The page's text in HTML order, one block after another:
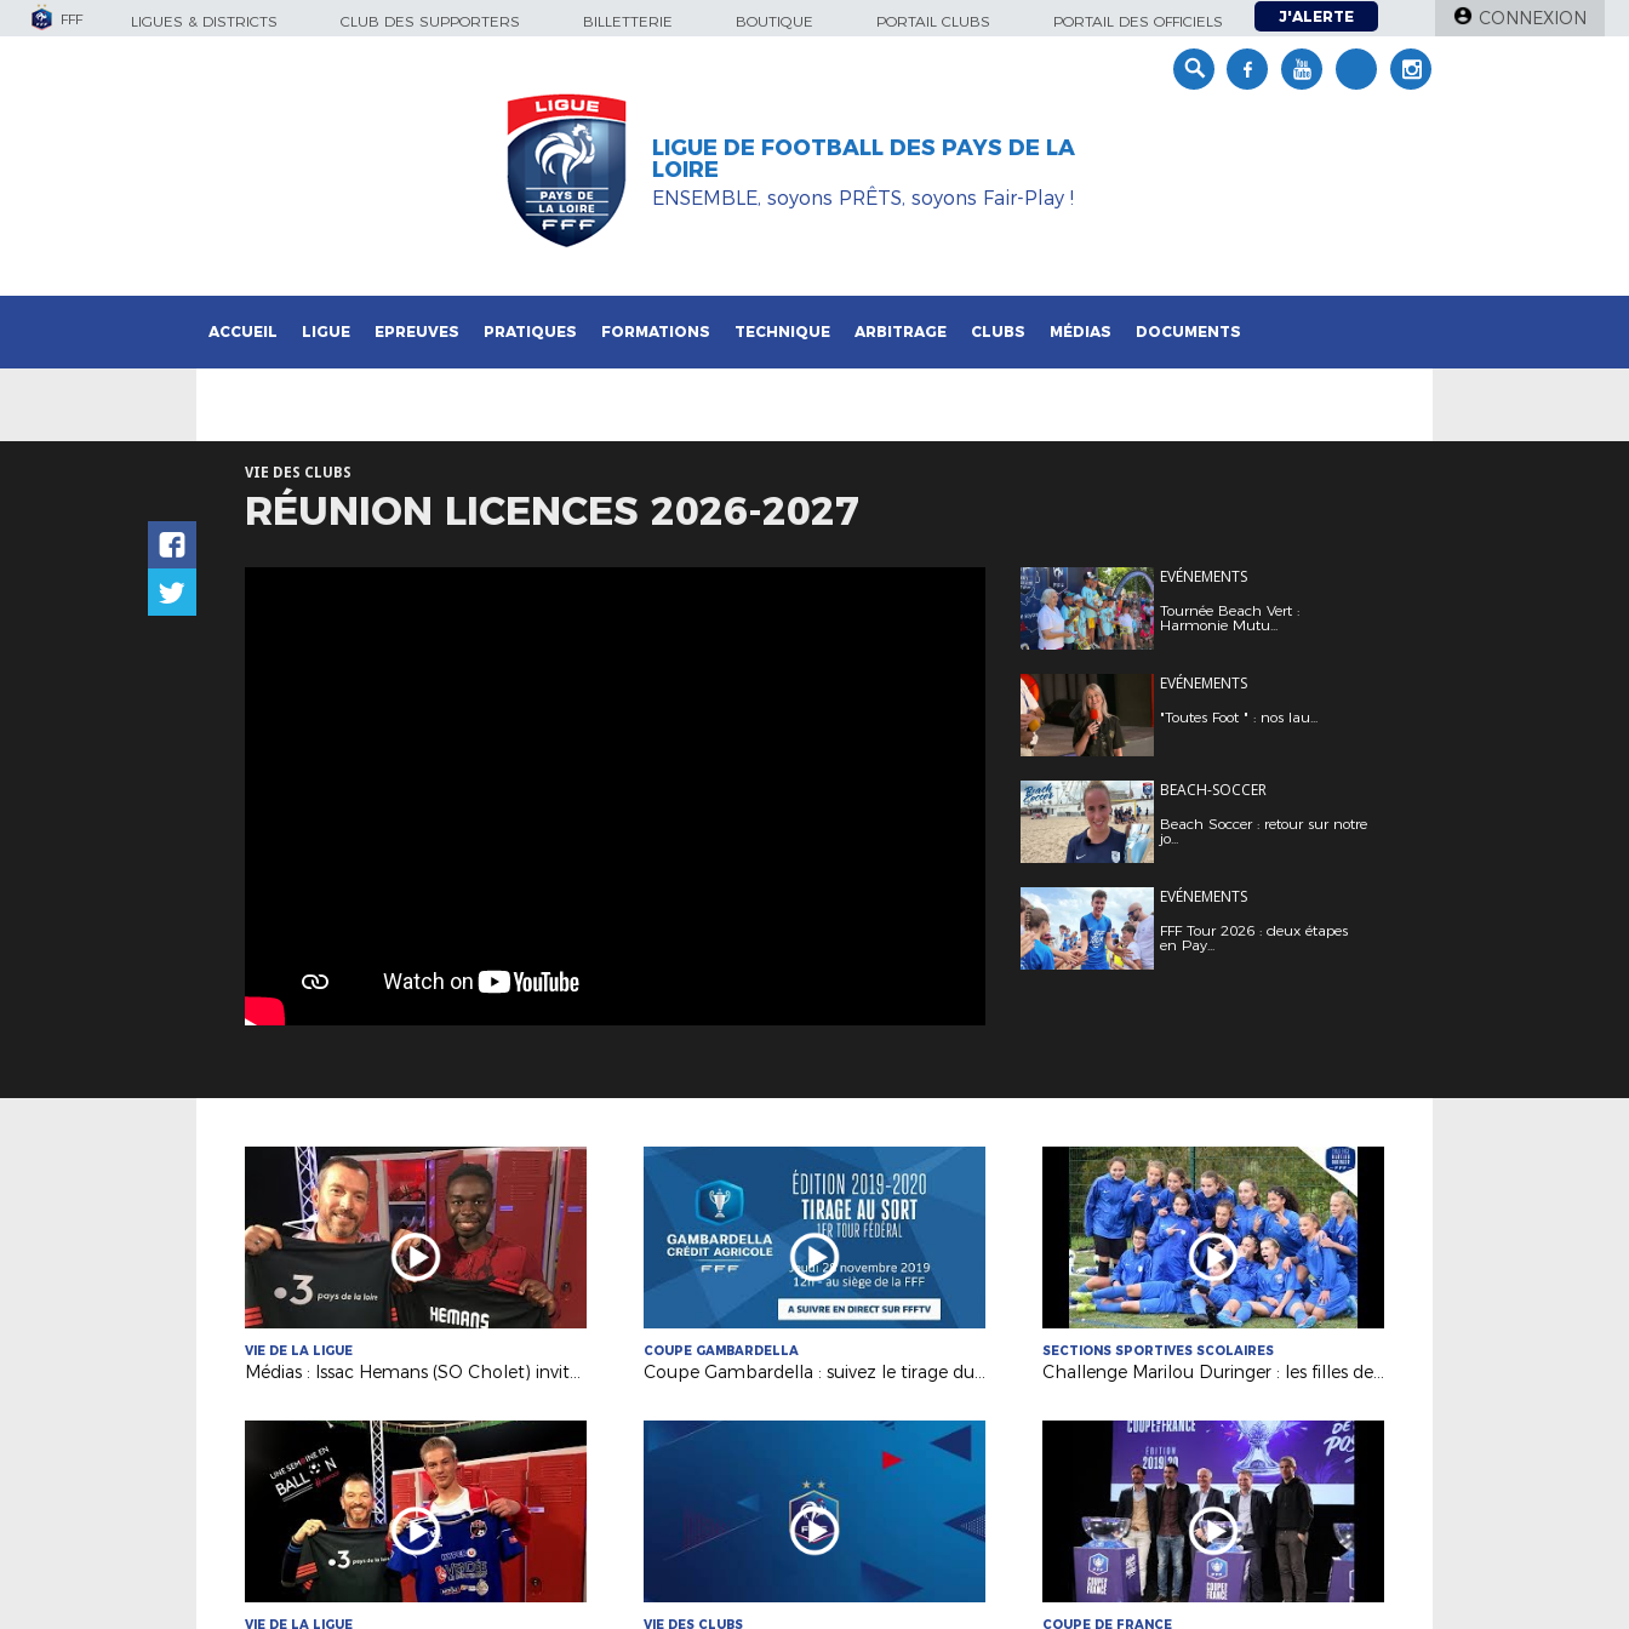
FFF LIGUES & DISTRICTS CLUB DES SUPPORTERS BILLETTERIE BOUTIQUE PORTAIL CLUBS PORTAIL DES OFFICIELS J'ALERTE CONNEXION
LIGUE DE FOOTBALL DES PAYS DE LA
LOIRE
ENSEMBLE, soyons PRÊTS, soyons Fair-Play !
ACCUEIL LIGUE EPREUVES PRATIQUES FORMATIONS TECHNIQUE ARBITRAGE CLUBS MÉDIAS DOCUMENTS
VIE DES CLUBS
RÉUNION LICENCES 2026-2027
EVÉNEMENTS
Tournée Beach Vert :
Harmonie Mutu...
EVÉNEMENTS
"Toutes Foot " : nos lau...
BEACH-SOCCER
Beach Soccer : retour sur notre
jo...
EVÉNEMENTS
FFF Tour 2026 : deux étapes
en Pay...
VIE DE LA LIGUE
Médias : Issac Hemans (SO Cholet) invité de France 3
COUPE GAMBARDELLA
Coupe Gambardella : suivez le tirage du 1er tour FFF !
SECTIONS SPORTIVES SCOLAIRES
Challenge Marilou Duringer : les filles de Nantes La Colinière qualifiées !
VIE DE LA LIGUE VIE DES CLUBS COUPE DE FRANCE